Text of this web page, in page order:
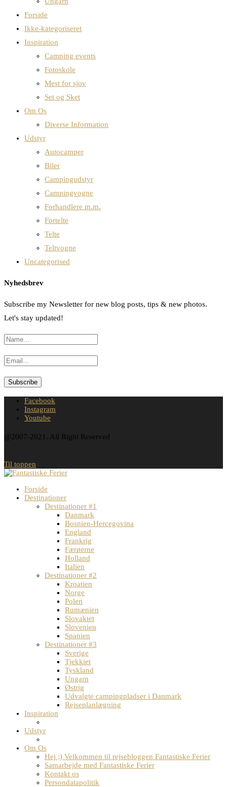
Forside
Ikke-kategoriseret
Inspiration
Camping events
Fotoskole
Mest for sjov
Set og Sket
Om Os
Diverse Information
Udstyr
Autocamper
Biler
Campingudstyr
Campingvogne
Forhandlere m.m.
Fortelte
Telte
Teltvogne
Uncategorised
Nyhedsbrev
Subscribe my Newsletter for new blog posts, tips & new photos.
Let's stay updated!
Facebook
Instagram
Youtube
@2007-2021. All Right Reserved
Til toppen
Forside
Destinationer
Destinationer #1
Danmark
Bosnien-Hercegovina
England
Frankrig
Færøerne
Holland
Italien
Destinationer #2
Kroatien
Norge
Polen
Rumænien
Slovakiet
Slovenien
Spanien
Destinationer #3
Sverige
Tjekkiet
Tyskland
Ungarn
Østrig
Udvalgte campingpladser i Danmark
Rejseplanlægning
Inspiration
Udstyr
Om Os
Hej ;) Velkommen til rejsebloggen Fantastiske Ferier
Samarbejde med Fantastiske Ferier
Kontakt os
Persondatapolitik